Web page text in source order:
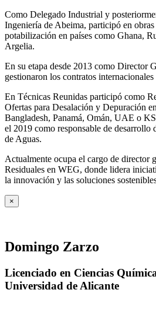
Como Delegado Industrial y
Ingeniería de Abeima, participó en
potabilización en países como Ghana,
Argelia.
En su etapa desde 2013 como Director
gestionaron los contratos
En Técnicas Reunidas participó como
Ofertas para Desalación y Depuración
Bangladesh, Panamá, Omán, UAE o
el 2019 como responsable de desarrollo
de Aguas.
Actualmente ocupa el cargo de director
Residuales en WEG, donde lidera
la innovación y las soluciones
×
Domingo Zarzo
Licenciado en Ciencias
Universidad de Alicante